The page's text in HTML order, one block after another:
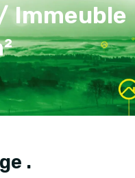
Immeuble
.